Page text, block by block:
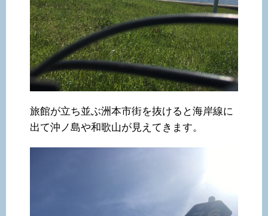
旅館が立ち並ぶ洲本市街を抜けると海岸線に
出て沖ノ島や和歌山が見えてきます。